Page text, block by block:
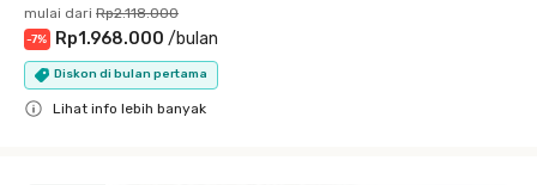
mulai dari Rp2.118.000
-7% Rp1.968.000 /bulan
Diskon di bulan pertama
Lihat info lebih banyak